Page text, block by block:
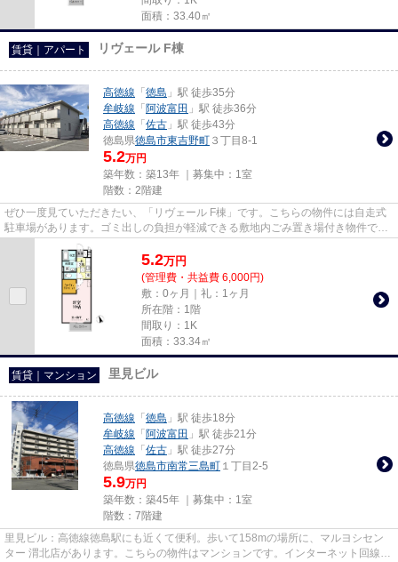
面積：33.40㎡
賃貸｜アパート リヴェール F棟
高徳線 「 徳島 」駅 徒歩35分
牟岐線 「 阿波富田 」駅 徒歩36分
高徳線 「 佐古 」駅 徒歩43分
徳島県徳島市東吉野町 ３丁目8-1
5.2万円
築年数：築13年 ｜募集中： 1室
階数：2階建
ぜひ一度見ていただきたい、「リヴェール F棟」です。こちらの物件には自走式
駐車場があります。ゴミ出しの負担が軽減できる敷地内ごみ置き場付き物件で
す。お仕事でパソコンが必需品...
5.2万円
(管理費・共益費 6,000円)
敷：0ヶ月｜礼：1ヶ月
所在階：1階
間取り：1K
面積：33.34㎡
賃貸｜マンション 里見ビル
高徳線 「 徳島 」駅 徒歩18分
牟岐線 「 阿波富田 」駅 徒歩21分
高徳線 「 佐古 」駅 徒歩27分
徳島県徳島市南常三島町 １丁目2-5
5.9万円
築年数：築45年 ｜募集中： 1室
階数：7階建
里見ビル：高徳線徳島駅にも近くて便利。歩いて158mの場所に、マルヨシセン
ター 渭北店があります。こちらの物件はマンションです。インターネット回線が